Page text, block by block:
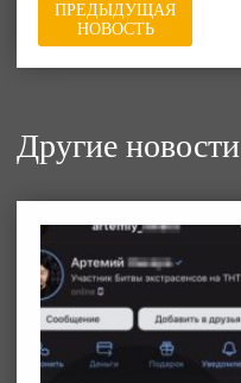
ПРЕДЫДУЩАЯ
НОВОСТЬ
Другие новости